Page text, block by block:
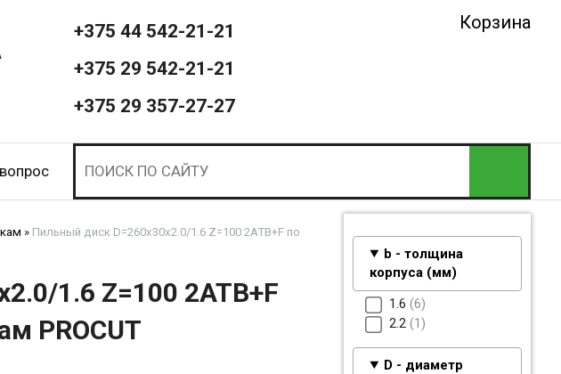
+375 44 542-21-21
+375 29 542-21-21
+375 29 357-27-27
Корзина
b - толщина
корпуса (мм)
1.6 6
2.2 1
D - диаметр
» Пильный диск D=260x30x2.0/1.6 Z=100 2ATB+F по
1.6 Z=100 2ATB+F
PROCUT